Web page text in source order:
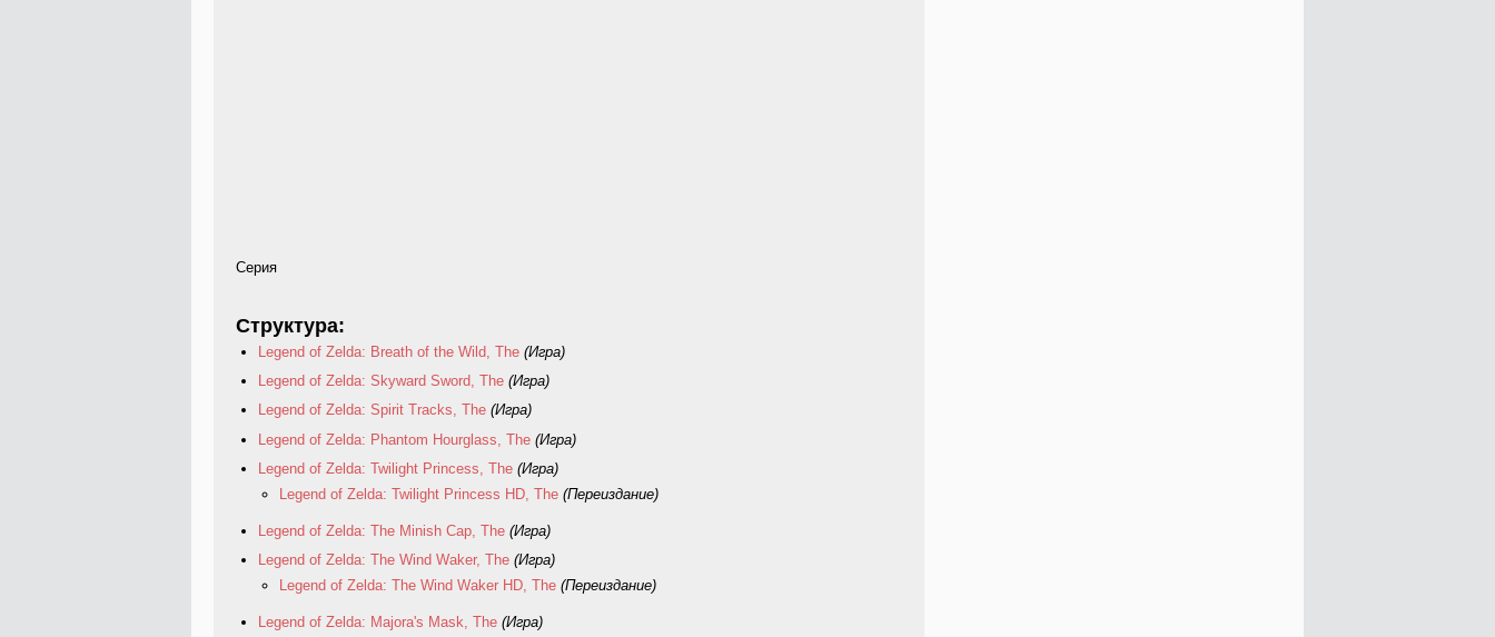
Серия
Структура:
Legend of Zelda: Breath of the Wild, The (Игра)
Legend of Zelda: Skyward Sword, The (Игра)
Legend of Zelda: Spirit Tracks, The (Игра)
Legend of Zelda: Phantom Hourglass, The (Игра)
Legend of Zelda: Twilight Princess, The (Игра)
Legend of Zelda: Twilight Princess HD, The (Переиздание)
Legend of Zelda: The Minish Cap, The (Игра)
Legend of Zelda: The Wind Waker, The (Игра)
Legend of Zelda: The Wind Waker HD, The (Переиздание)
Legend of Zelda: Majora's Mask, The (Игра)